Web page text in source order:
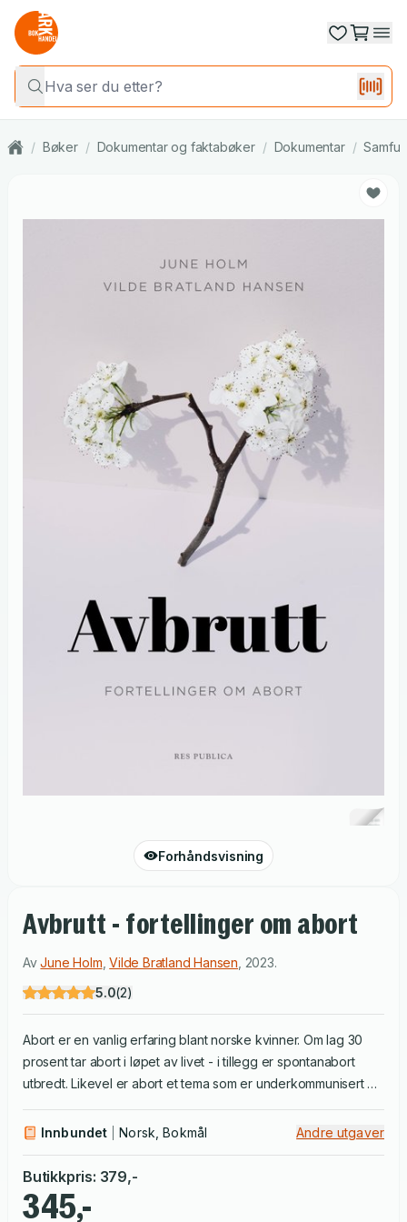
/ Bøker / Dokumentar og faktabøker / Dokumentar /
Forhåndsvisning
Avbrutt - fortellinger om abort
AvJune Holm ,Vilde Bratland Hansen 2023.
5.0(2)
Abort er en vanlig erfaring blant norske kvinner. Om lag 30
prosent tar abort i løpet av livet - i tillegg er spontanabort
utbredt. Likevel er abort et tema som er underkommunisert og
følte hun på både ensomhet, skam og skyldfølelse. Da Vilde
gjennomgikk en abort, fant hun ikke litteratur som kunne være
til hjelp. De to forfatterne bestemte seg for å snakke med
norske kvinner om hvordan de opplever både provosert
Innbundet Norsk, Bokmål Andre utgaver
Butikkpris: 379,-
345,-